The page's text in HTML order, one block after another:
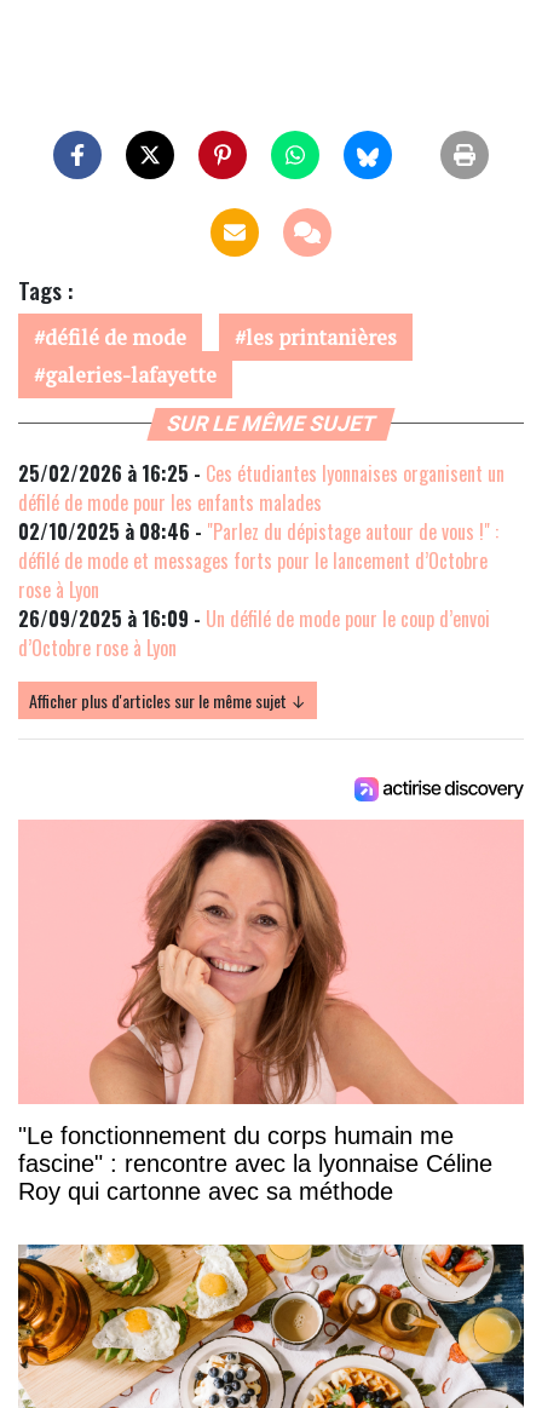
Tags :
défilé de mode
les printanières
galeries-lafayette
SUR LE MÊME SUJET
25/02/2026 à 16:25 - Ces étudiantes lyonnaises organisent un
défilé de mode pour les enfants malades
02/10/2025 à 08:46 - "Parlez du dépistage autour de vous !" :
défilé de mode et messages forts pour le lancement d’Octobre
rose à Lyon
26/09/2025 à 16:09 - Un défilé de mode pour le coup d’envoi
d’Octobre rose à Lyon
Afficher plus d'articles sur le même sujet ↓
"Le fonctionnement du corps humain me
fascine" : rencontre avec la lyonnaise Céline
Roy qui cartonne avec sa méthode